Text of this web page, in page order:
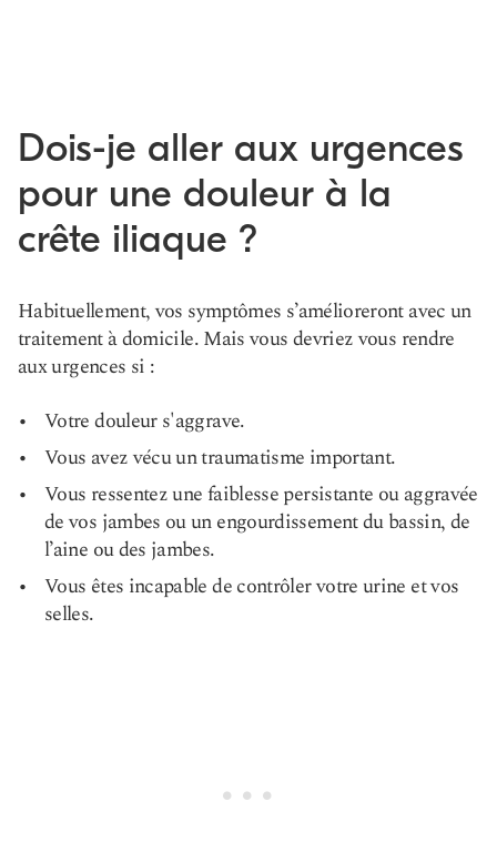
Dois-je aller aux urgences
pour une douleur à la
crête iliaque ?
Habituellement, vos symptômes s’amélioreront avec un
traitement à domicile. Mais vous devriez vous rendre
aux urgences si :
Votre douleur s'aggrave.
Vous avez vécu un traumatisme important.
Vous ressentez une faiblesse persistante ou aggravée
de vos jambes ou un engourdissement du bassin, de
l’aine ou des jambes.
Vous êtes incapable de contrôler votre urine et vos
selles.